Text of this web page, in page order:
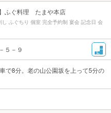
ふぐ料理 たまや本店
ふぐちり 個室 完全予約制 宴会 記念日 会
５－９
で8分。老の山公園坂を上って5分の